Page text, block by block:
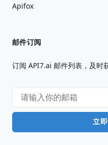
Apifox
邮件订阅
订阅 API7.ai 邮件列表，及时
立